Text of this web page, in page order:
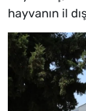
hayvanın il